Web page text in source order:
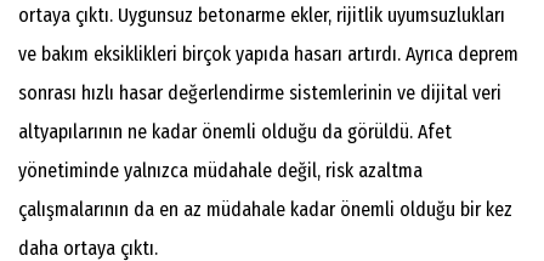
ortaya çıktı. Uygunsuz betonarme ekler, rijitlik uyumsuzlukları
ve bakım eksiklikleri birçok yapıda hasarı artırdı. Ayrıca deprem
sonrası hızlı hasar değerlendirme sistemlerinin ve dijital veri
altyapılarının ne kadar önemli olduğu da görüldü. Afet
yönetiminde yalnızca müdahale değil, risk azaltma
çalışmalarının da en az müdahale kadar önemli olduğu bir kez
daha ortaya çıktı.